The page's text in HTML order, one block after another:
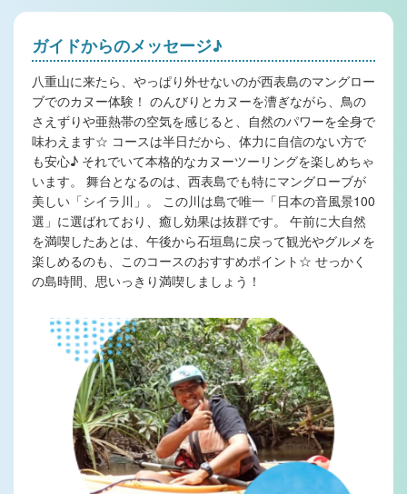
ガイドからのメッセージ♪
八重山に来たら、やっぱり外せないのが西表島のマングロー
ブでのカヌー体験！ のんびりとカヌーを漕ぎながら、鳥の
さえずりや亜熱帯の空気を感じると、自然のパワーを全身で
味わえます☆ コースは半日だから、体力に自信のない方で
も安心♪ それでいて本格的なカヌーツーリングを楽しめちゃ
います。 舞台となるのは、西表島でも特にマングローブが
美しい「シイラ川」。 この川は島で唯一「日本の音風景100
選」に選ばれており、癒し効果は抜群です。 午前に大自然
を満喫したあとは、午後から石垣島に戻って観光やグルメを
楽しめるのも、このコースのおすすめポイント☆ せっかく
の島時間、思いっきり満喫しましょう！